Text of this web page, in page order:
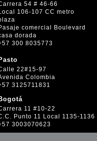
54 # 46-66
106-107 CC metro
comercial Boulevard
dorada
300 8035773
22#15-97
Colombia
3125711831
11 #10-22
Punto 11 Local 1135-1136
3003070623